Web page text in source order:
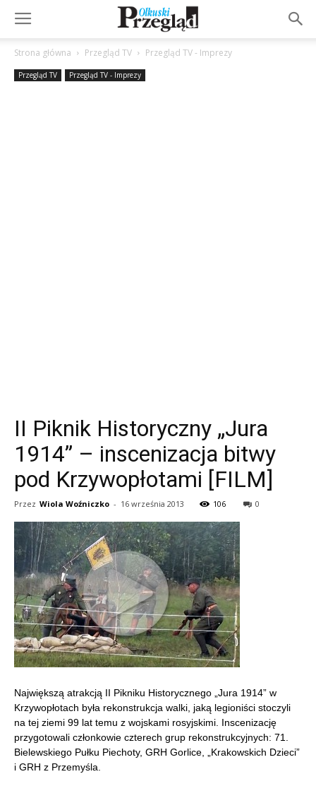
Strona główna Przegląd TV Przegląd TV - Imprezy
Przegląd TV Przegląd TV - Imprezy
II Piknik Historyczny „Jura
1914” – inscenizacja bitwy
pod Krzywopłotami [FILM]
Przez Wiola Woźniczko - 16 września 2013 106 0
Największą atrakcją II Pikniku Historycznego „Jura 1914” w
Krzywopłotach była rekonstrukcja walki, jaką legioniści stoczyli
na tej ziemi 99 lat temu z wojskami rosyjskimi. Inscenizację
przygotowali członkowie czterech grup rekonstrukcyjnych: 71.
Bielewskiego Pułku Piechoty, GRH Gorlice, „Krakowskich Dzieci”
i GRH z Przemyśla.